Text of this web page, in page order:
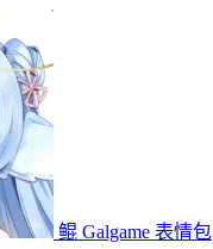
鲲 Galgame 表情包